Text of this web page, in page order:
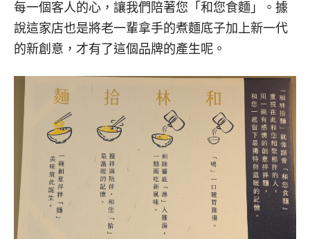
每一個客人的心，讓我們陪著您「和您食麵」。據
說這家店也是將老一輩拿手的煮麵底子加上新一代
的新創意，才有了這個品牌的產生呢。